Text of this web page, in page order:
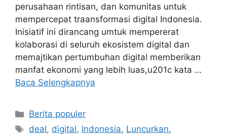
perusahaan rintisan, dan komunitas untuk
mempercepat traansformasi digital Indonesia.
Inisiatif ini dirancang umtuk mempererat
kolaborasi di seluruh ekosistem digital dan
memajtikan pertumbuhan digital memberikan
manfat ekonomi yang lebih luas,u201c kata …
Baca Selengkapnya
Kategori
Berita populer
Tag
deal, digital, Indonesia, Luncurkan,